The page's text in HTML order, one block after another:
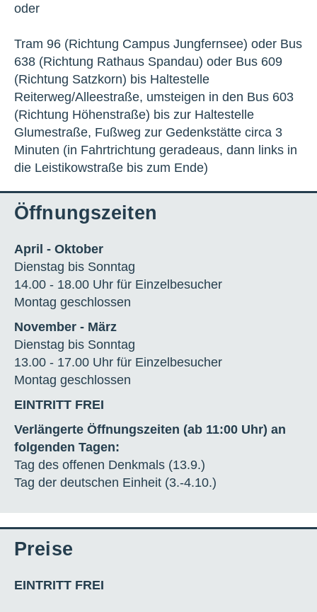
oder
Tram 96 (Richtung Campus Jungfernsee) oder Bus
638 (Richtung Rathaus Spandau) oder Bus 609
(Richtung Satzkorn) bis Haltestelle
Reiterweg/Alleestraße, umsteigen in den Bus 603
(Richtung Höhenstraße) bis zur Haltestelle
Glumestraße, Fußweg zur Gedenkstätte circa 3
Minuten (in Fahrtrichtung geradeaus, dann links in
die Leistikowstraße bis zum Ende)
Öffnungszeiten
April - Oktober
Dienstag bis Sonntag
14.00 - 18.00 Uhr für Einzelbesucher
Montag geschlossen
November - März
Dienstag bis Sonntag
13.00 - 17.00 Uhr für Einzelbesucher
Montag geschlossen
EINTRITT FREI
Verlängerte Öffnungszeiten (ab 11:00 Uhr) an
folgenden Tagen:
Tag des offenen Denkmals (13.9.)
Tag der deutschen Einheit (3.-4.10.)
Preise
EINTRITT FREI